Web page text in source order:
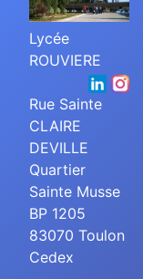
Lycée
ROUVIERE
Rue Sainte
CLAIRE
DEVILLE
Quartier
Sainte Musse
BP 1205
83070 Toulon
Cedex